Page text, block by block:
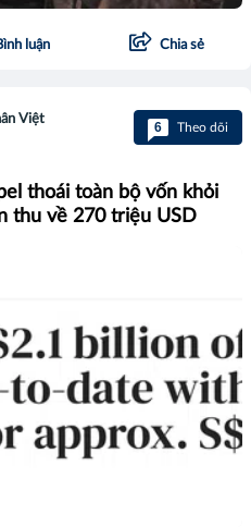
luận Chia sẻ
Việt
6 Theo dõi
thoái toàn bộ vốn khỏi
thu về 270 triệu USD